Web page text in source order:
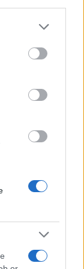
more Google
may click to
party tags to
below Google
και χαρτιού
ανακύκλωση
χάρτινης
ισοδυναμεί
Τα
να έχει η
εμπορικές